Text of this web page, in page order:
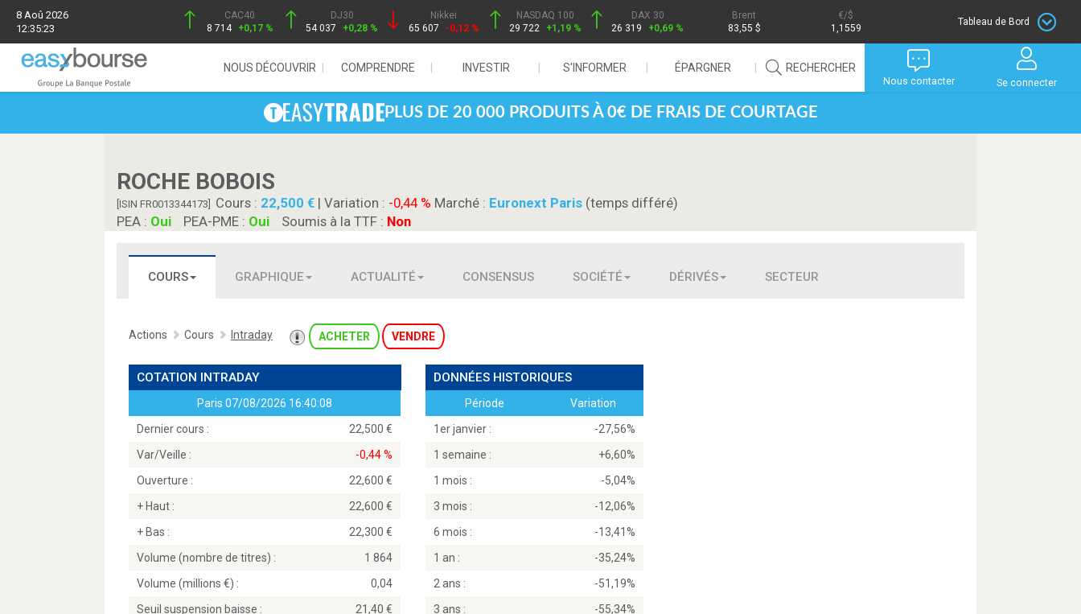
8 Aoû 2026
12:35:23
CAC40
8 714 +0,17 %
DJ30
54 037
+0,28 %
Nikkei
65 607
-0,12 %
NASDAQ 100
29 722
+1,19 %
DAX 30
26 319
+0,69 %
Brent
83,55 $
/$
1,1559
Tableau de Bord
NOUS DÉCOUVRIR COMPRENDRE INVESTIR S'INFORMER ÉPARGNER RECHERCHER
Nous contacter Se connecter
PLUS DE 20 000 PRODUITS À 0€ DE FRAIS DE COURTAGE
ROCHE BOBOIS
[ISIN FR0013344173] Cours : 22,500 | Variation : -0,44 % Marché : Euronext Paris (temps différé)
PEA : Oui PEA-PME : Oui Soumis à la TTF : Non
COURS GRAPHIQUE ACTUALITÉ CONSENSUS SOCIÉTÉ DÉRIVÉS SECTEUR
Actions Cours Intraday ACHETER VENDRE
COTATION INTRADAY
Paris 07/08/2026 16:40:08
Dernier cours :
22,500
Var/Veille :
-0,44 %
Ouverture :
22,600
+ Haut :
22,600
+ Bas :
22,300
Volume (nombre de titres) :
1 864
Volume (millions
) :
0,04
Seuil suspension baisse :
21,40
DONNÉES HISTORIQUES
Période
Variation
1er janvier :
-27,56%
1 semaine :
+6,60%
1 mois :
-5,04%
3 mois :
-12,06%
6 mois :
-13,41%
1 an :
-35,24%
2 ans :
-51,19%
3 ans :
-55,34%